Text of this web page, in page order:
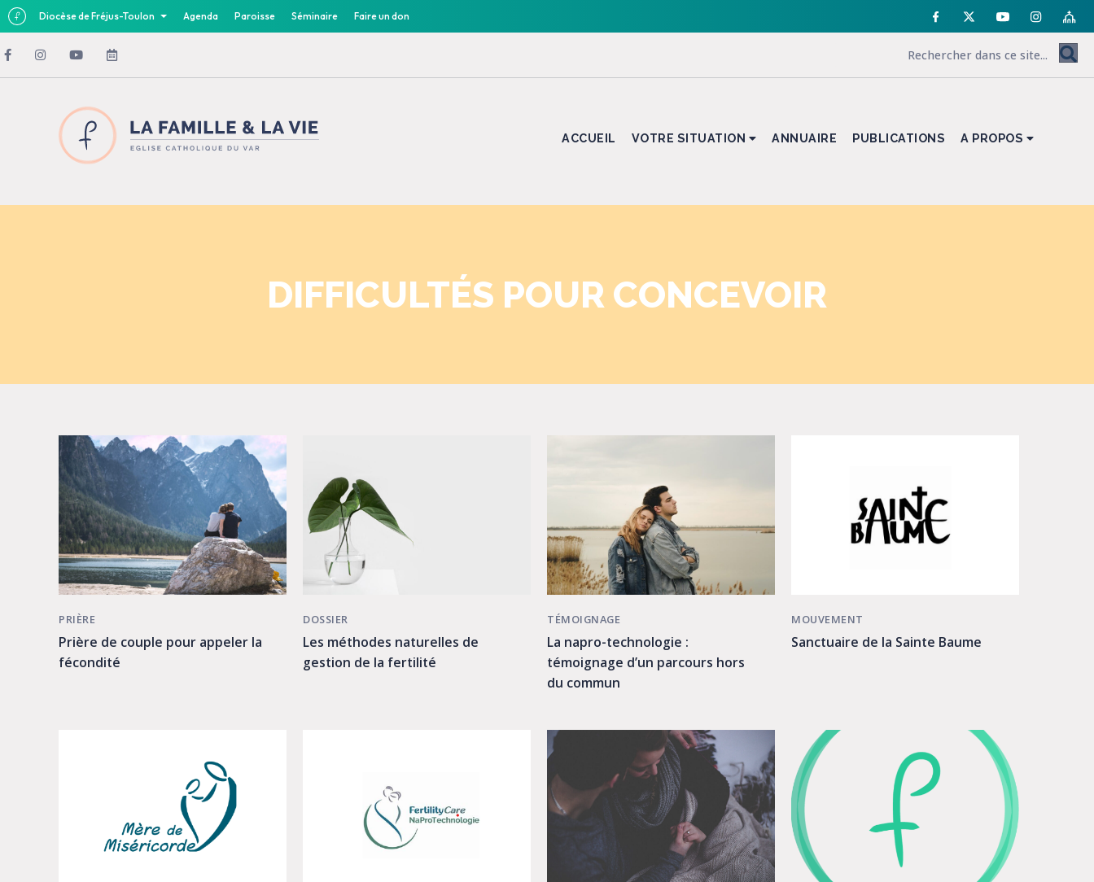
Diocèse de Fréjus-Toulon Agenda Paroisse Séminaire Faire un don
ACCUEIL VOTRE SITUATION ANNUAIRE PUBLICATIONS A PROPOS
DIFFICULTÉS POUR CONCEVOIR
Prière de couple pour appeler la
fécondité
PRIÈRE
Les méthodes naturelles de
gestion de la fertilité
DOSSIER
La napro-technologie :
témoignage d’un parcours hors
du commun
TÉMOIGNAGE
Sanctuaire de la Sainte Baume
MOUVEMENT